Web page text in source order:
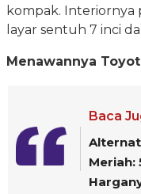
kompak.
layar sentuh 7 inci
Menawannya
Baca
Meriah: